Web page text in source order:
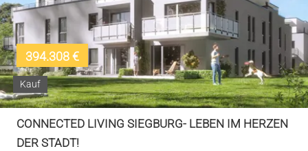
394.308 €
Kauf
CONNECTED LIVING SIEGBURG- LEBEN IM HERZEN
DER STADT!